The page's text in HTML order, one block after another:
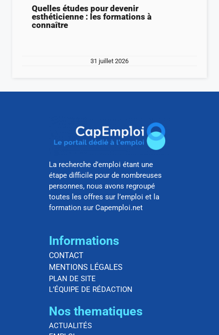
Quelles études pour devenir
esthéticienne : les formations à
connaître
31 juillet 2026
La recherche d’emploi étant une
étape difficile pour de nombreuses
personnes, nous avons regroupé
toutes les offres sur l’emploi et la
formation sur Capemploi.net
Informations
CONTACT
MENTIONS LÉGALES
PLAN DE SITE
L’ÉQUIPE DE RÉDACTION
Nos thematiques
ACTUALITÉS